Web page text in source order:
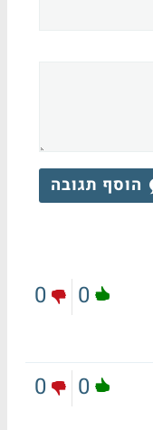
הוסף תגובה
0
0
0
0